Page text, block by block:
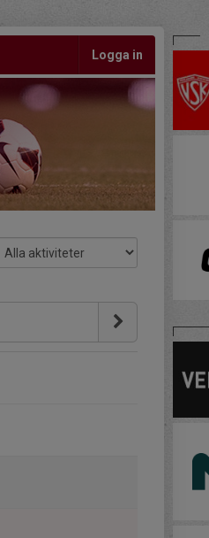
Logga in